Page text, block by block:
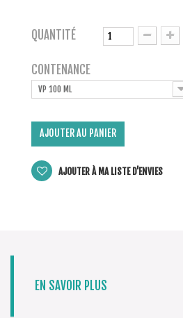
QUANTITÉ
CONTENANCE
VP 100 ML
AJOUTER AU PANIER
AJOUTER À MA LISTE D'ENVIES
EN SAVOIR PLUS